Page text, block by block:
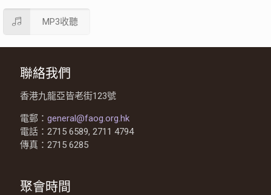
MP3收聽
聯絡我們
香港九龍亞皆老街123號
電郵： general@faog.org.hk
電話：2715 6589, 2711 4794
傳真：2715 6285
聚會時間